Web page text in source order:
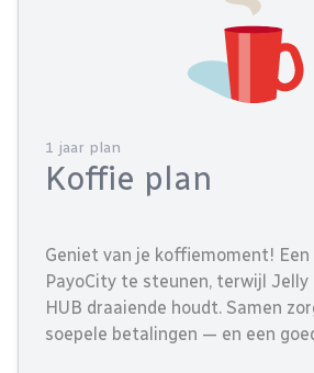
1 jaar plan
Koffie plan
Geniet van je koffiemoment!
PayoCity te steunen, terwijl Jelly
HUB draaiende houdt. Samen
soepele betalingen — en een